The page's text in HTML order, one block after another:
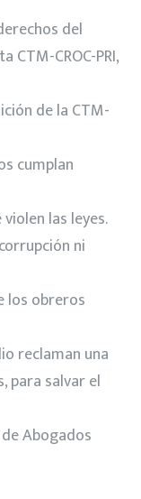
del
CROC-PRI,
de la CTM-
cumplan
las leyes.
ni
los obreros
reclaman una
para salvar el
Abogados